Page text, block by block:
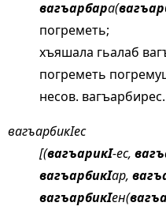
вагъарбара(
погреметь;
хъяшала гьалаб
погреметь
несов. вагъарбирес.
вагъарбикIес
[(вагъарикI-ес,
вагъарбикIар,
вагъарбикIен(